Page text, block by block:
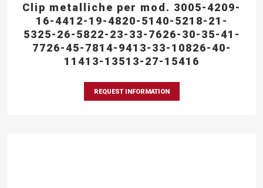
Clip metalliche per mod. 3005-4209-
16-4412-19-4820-5140-5218-21-
5325-26-5822-23-33-7626-30-35-41-
7726-45-7814-9413-33-10826-40-
11413-13513-27-15416
REQUEST INFORMATION